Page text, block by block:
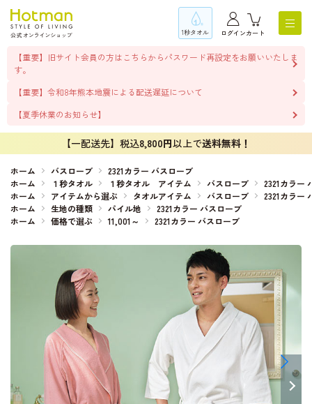
1秒タオル ログインカート
【重要】旧サイト会員の方はこちらからパスワード再設定をお願いいたしま
す。
【重要】令和8年熊本地震による配送遅延について
【夏季休業のお知らせ】
【一配送先】税込8,800円以上で送料無料！
ホーム バスローブ
2321カラー バスローブ
ホーム
１秒タオル １秒タオル アイテム バスローブ
2321カラー
ホーム
アイテムから選ぶ タオルアイテム バスローブ
2321カラー
ホーム
生地の種類 パイル地
2321カラー バスローブ
ホーム
価格で選ぶ 11,001～ 2321カラー バスローブ